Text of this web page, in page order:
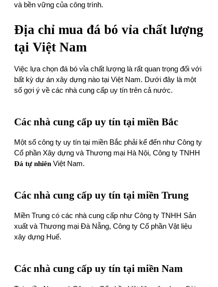
và bền vững của công trình.
Địa chỉ mua đá bó vỉa chất lượng
tại Việt Nam
Việc lựa chọn đá bó vỉa chất lượng là rất quan trọng đối với
bất kỳ dự án xây dựng nào tại Việt Nam. Dưới đây là một
số gợi ý về các nhà cung cấp uy tín trên cả nước.
Các nhà cung cấp uy tín tại miền Bắc
Một số công ty uy tín tại miền Bắc phải kể đến như Công ty
Cổ phần Xây dựng và Thương mại Hà Nội, Công ty TNHH
Đá tự nhiên Việt Nam.
Các nhà cung cấp uy tín tại miền Trung
Miền Trung có các nhà cung cấp như Công ty TNHH Sản
xuất và Thương mại Đà Nẵng, Công ty Cổ phần Vật liệu
xây dựng Huế.
Các nhà cung cấp uy tín tại miền Nam